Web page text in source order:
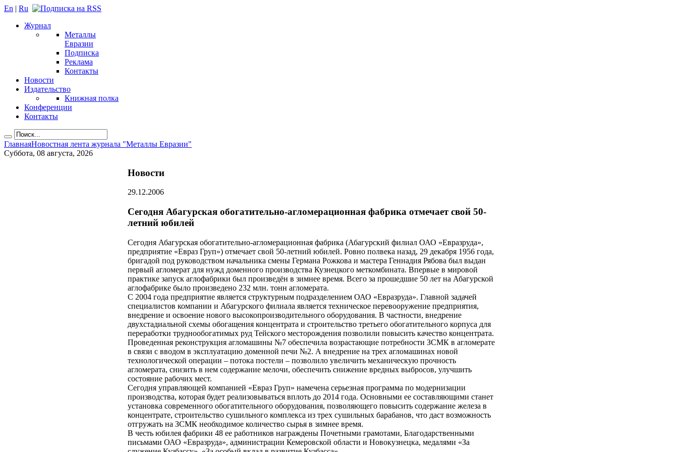
En | Ru
Журнал
Металлы
Евразии
Подписка
Реклама
Контакты
Новости
Издательство
Книжная полка
Конференции
Контакты
ГлавнаяНовостная лента журнала "Металлы Евразии"
Суббота, 08 августа, 2026
Новости
29.12.2006
Сегодня Абагурская обогатительно-агломерационная фабрика отмечает свой 50-
летний юбилей
Сегодня Абагурская обогатительно-агломерационная фабрика (Абагурский филиал ОАО «Евразруда»,
предприятие «Евраз Груп») отмечает свой 50-летний юбилей. Ровно полвека назад, 29 декабря 1956 года,
бригадой под руководством начальника смены Германа Рожкова и мастера Геннадия Рябова был выдан
первый агломерат для нужд доменного производства Кузнецкого меткомбината. Впервые в мировой
практике запуск аглофабрики был произведён в зимнее время. Всего за прошедшие 50 лет на Абагурской
аглофабрике было произведено 232 млн. тонн агломерата.
С 2004 года предприятие является структурным подразделением ОАО «Евразруда». Главной задачей
специалистов компании и Абагурского филиала является техническое перевооружение предприятия,
внедрение и освоение нового высокопроизводительного оборудования. В частности, внедрение
двухстадиальной схемы обогащения концентрата и строительство третьего обогатительного корпуса для
переработки труднообогатимых руд Тейского месторождения позволили повысить качество концентрата.
Проведенная реконструкция агломашины №7 обеспечила возрастающие потребности ЗСМК в агломерате
в связи с вводом в эксплуатацию доменной печи №2. А внедрение на трех агломашинах новой
технологической операции – потока постели – позволило увеличить механическую прочность
агломерата, снизить в нем содержание мелочи, обеспечить снижение вредных выбросов, улучшить
состояние рабочих мест.
Сегодня управляющей компанией «Евраз Груп» намечена серьезная программа по модернизации
производства, которая будет реализовываться вплоть до 2014 года. Основными ее составляющими станет
установка современного обогатительного оборудования, позволяющего повысить содержание железа в
концентрате, строительство сушильного комплекса из трех сушильных барабанов, что даст возможность
отгружать на ЗСМК необходимое количество сырья в зимнее время.
В честь юбилея фабрики 48 ее работников награждены Почетными грамотами, Благодарственными
письмами ОАО «Евразруда», администрации Кемеровской области и Новокузнецка, медалями «За